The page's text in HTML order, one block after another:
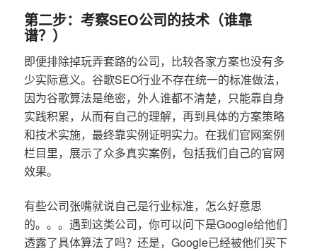
第二步：考察SEO公司的技术（谁靠
谱？）
即便排除掉玩弄套路的公司，比较各家方案也没有多
少实际意义。谷歌SEO行业不存在统一的标准做法，
因为谷歌算法是绝密，外人谁都不清楚，只能靠自身
实践积累，从而有自己的理解，再到具体的方案策略
和技术实施，最终靠实例证明实力。在我们官网案例
栏目里，展示了众多真实案例，包括我们自己的官网
效果。
有些公司张嘴就说自己是行业标准，怎么好意思
的。。。遇到这类公司，你可以问下是Google给他们
透露了具体算法了吗？还是，Google已经被他们买下